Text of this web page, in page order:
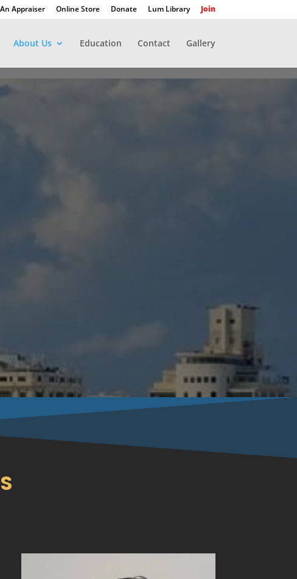
Appraiser Online Store Donate Lum Library Join
About Us Education Contact Gallery